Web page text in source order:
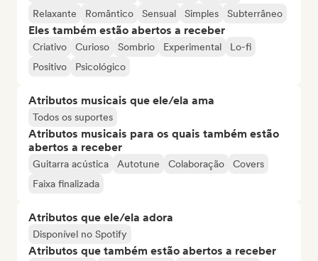
Relaxante
Romântico Sensual Simples Subterrâneo
Eles também estão abertos a receber
Criativo Curioso Sombrio Experimental
Lo-fi
Positivo
Psicológico
Atributos musicais que ele/ela ama
Todos os suportes
Atributos musicais para os quais também estão
abertos a receber
Guitarra acústica Autotune Colaboração
Covers
Faixa finalizada
Atributos que ele/ela adora
Disponível no Spotify
Atributos que também estão abertos a receber